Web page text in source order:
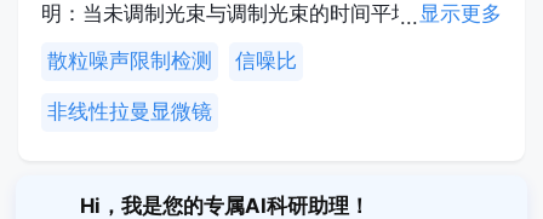
明：当未调制光束与调制光束的时间平均功率比为
1:2时，SRS散粒噪声极限检测可获得最高信噪比
样品，若其能量差匹配分子振动能级，能量即可在
量该调制向另一束的转移效率——该过程效率直接
显示更多
散粒噪声限制检测
信噪比
非线性拉曼显微镜
Hi，我是您的专属AI科研助理！